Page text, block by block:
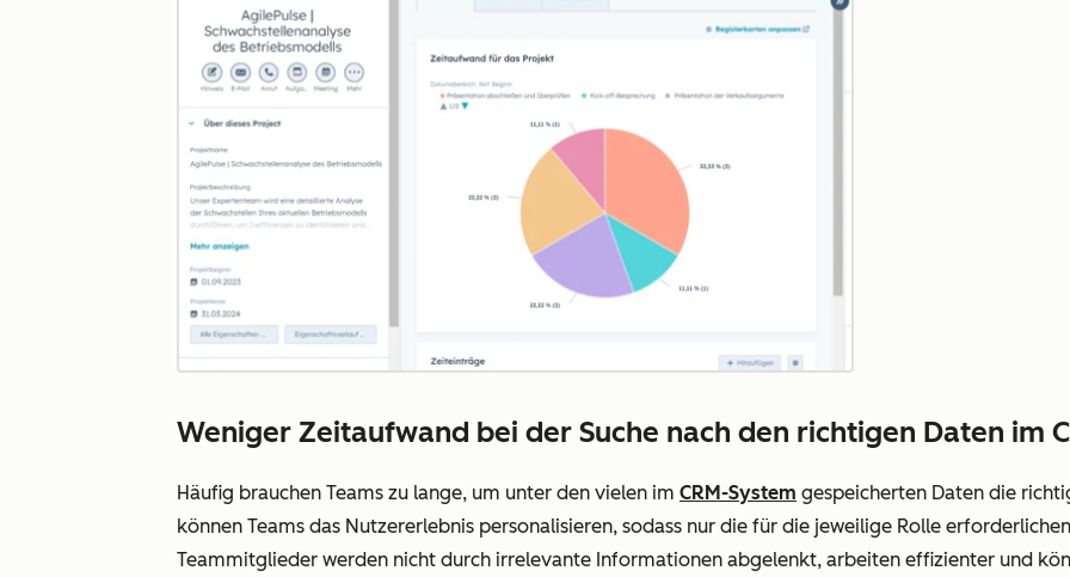
Weniger Zeitaufwand bei der Suche nach den richtigen Daten im
Häufig brauchen Teams zu lange, um unter den vielen im CRM-System gespeicherten Daten die
können Teams das Nutzererlebnis personalisieren, sodass nur die für die jeweilige Rolle
Teammitglieder werden nicht durch irrelevante Informationen abgelenkt, arbeiten effizienter und